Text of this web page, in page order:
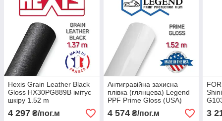
Hexis Grain Leather Black
Gloss HX30PG889B імітує
шкіру 1.52 m
4 297 ₴/пог.м
Антигравійна захисна
плівка (глянцева) Legend
PPF Prime Gloss (USA)
4 574₴/пог.м 3